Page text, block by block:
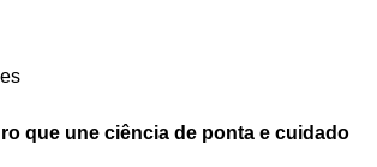
que une ciência de ponta e cuidado